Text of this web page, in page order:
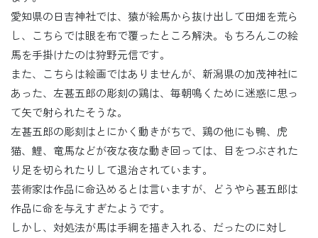
愛知県の日吉神社では、猿が絵馬から抜け出して田畑を荒ら
し、こちらでは眼を布で覆ったところ解決。もちろんこの絵
馬を手掛けたのは狩野元信です。
また、こちらは絵画ではありませんが、新潟県の加茂神社に
あった、左甚五郎の彫刻の鶏は、毎朝鳴くために迷惑に思っ
て矢で射られたそうな。
左甚五郎の彫刻はとにかく動きがちで、鶏の他にも鴨、虎
猫、鯉、竜馬などが夜な夜な動き回っては、目をつぶされた
り足を切られたりして退治されています。
芸術家は作品に命込めるとは言いますが、どうやら甚五郎は
作品に命を与えすぎたようです。
しかし、対処法が馬は手綱を描き入れる、だったのに対し